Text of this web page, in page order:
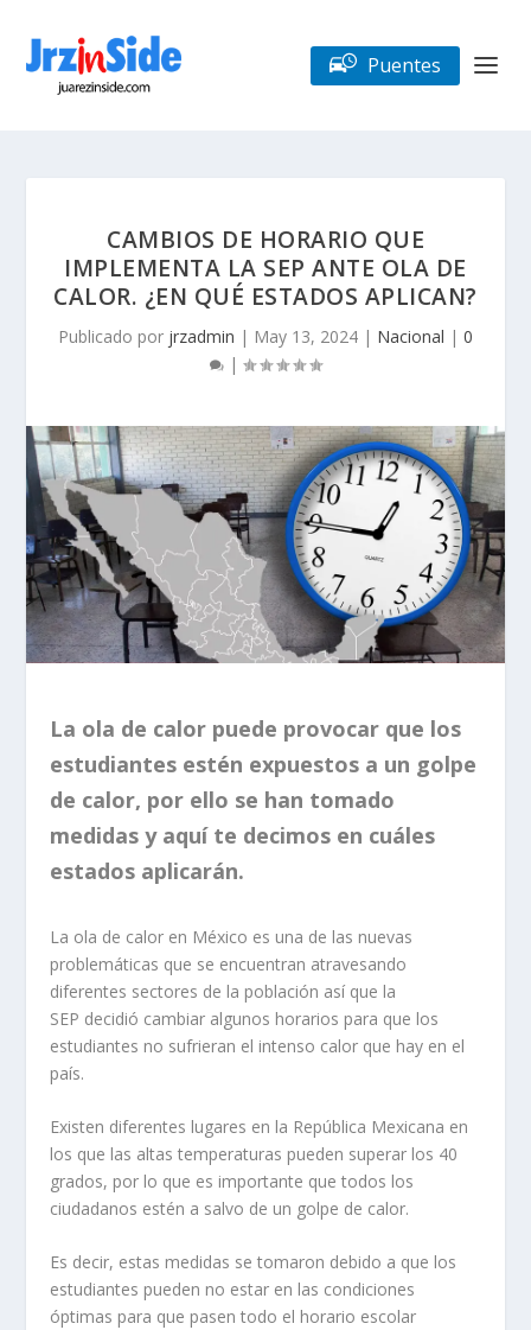
Puentes
CAMBIOS DE HORARIO QUE
IMPLEMENTA LA SEP ANTE OLA DE
CALOR. ¿EN QUÉ ESTADOS APLICAN?
Publicado por jrzadmin | May 13, 2024 | Nacional | 0
|
La ola de calor puede provocar que los
estudiantes estén expuestos a un golpe
de calor, por ello se han tomado
medidas y aquí te decimos en cuáles
estados aplicarán.
La ola de calor en México es una de las nuevas
problemáticas que se encuentran atravesando
diferentes sectores de la población así que la
SEP decidió cambiar algunos horarios para que los
estudiantes no sufrieran el intenso calor que hay en el
país.
Existen diferentes lugares en la República Mexicana en
los que las altas temperaturas pueden superar los 40
grados, por lo que es importante que todos los
ciudadanos estén a salvo de un golpe de calor.
Es decir, estas medidas se tomaron debido a que los
estudiantes pueden no estar en las condiciones
óptimas para que pasen todo el horario escolar